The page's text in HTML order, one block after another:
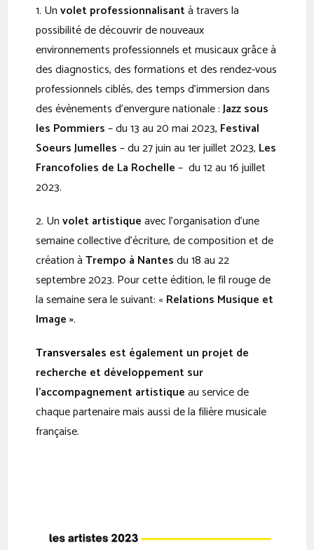
1. Unvolet professionnalisantà travers la
possibilité de découvrir de nouveaux
environnements professionnels et musicaux grâce à
des diagnostics, des formations et des rendez-vous
professionnels ciblés, des temps d’immersion dans
des évènements d’envergure nationale :Jazz sous
les Pommiers– du 13 au 20 mai 2023, Festival
Soeurs Jumelles– du 27 juin au 1er juillet 2023, Les
Francofolies de La Rochelle– du 12 au 16 juillet
2023.
2. Unvolet artistiqueavec l’organisation d’une
semaine collective d’écriture, de composition et de
création àTrempo à Nantesdu 18 au 22
septembre 2023. Pour cette édition, le fil rouge de
la semaine sera le suivant: « Relations Musique et
Image ».
Transversales est également un projet de
recherche et développement sur
l’accompagnement artistiqueau service de
chaque partenaire mais aussi de la filière musicale
française.